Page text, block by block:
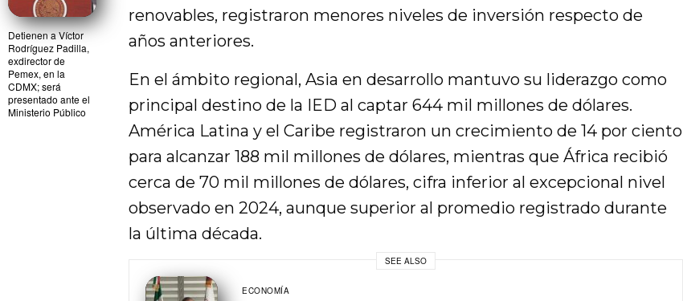
Detienen a Víctor
Rodríguez Padilla,
exdirector de
Pemex, en la
CDMX; será
presentado ante el
Ministerio Público
renovables, registraron menores niveles de inversión respecto de
años anteriores.
En el ámbito regional, Asia en desarrollo mantuvo su liderazgo como
principal destino de la IED al captar 644 mil millones de dólares.
América Latina y el Caribe registraron un crecimiento de 14 por ciento
para alcanzar 188 mil millones de dólares, mientras que África recibió
cerca de 70 mil millones de dólares, cifra inferior al excepcional nivel
observado en 2024, aunque superior al promedio registrado durante
la última década.
SEE ALSO
ECONOMÍA